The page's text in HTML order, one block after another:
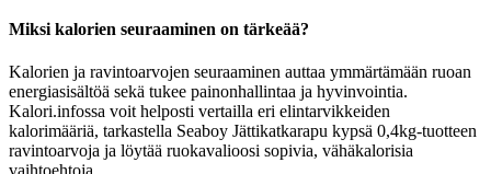
Miksi kalorien seuraaminen on tärkeää?
Kalorien ja ravintoarvojen seuraaminen auttaa ymmärtämään ruoan
energiasisältöä sekä tukee painonhallintaa ja hyvinvointia.
Kalori.infossa voit helposti vertailla eri elintarvikkeiden
kalorimääriä, tarkastella Seaboy Jättikatkarapu kypsä 0,4kg-tuotteen
ravintoarvoja ja löytää ruokavalioosi sopivia, vähäkalorisia
vaihtoehtoja.